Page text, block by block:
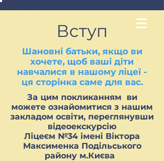
Вступ
Шановні батьки, якщо ви
хочете, щоб ваші діти
навчалися в нашому ліцеї -
ця сторінка саме для вас.
За цим покликанням ви
можете ознайомитися з нашим
закладом освіти, переглянувши
відеоекскурсію
Ліцеєм №34 імені Віктора
Максименка Подільського
району м.Києва